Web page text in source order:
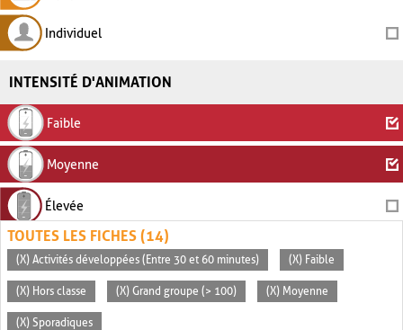
Individuel
INTENSITÉ D'ANIMATION
Faible
Moyenne
Élevée
TOUTES LES FICHES (14)
(X) Activités développées (Entre 30 et 60 minutes) (X) Faible
(X) Hors classe (X) Grand groupe (> 100) (X) Moyenne
(X) Sporadiques